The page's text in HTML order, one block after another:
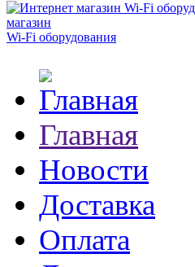
магазин
Wi-Fi оборудования
Главная
Новости
Доставка
Оплата